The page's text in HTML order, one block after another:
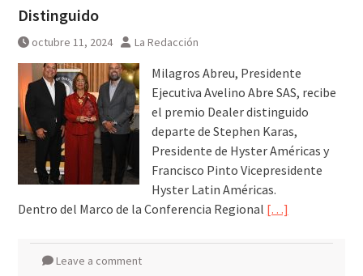
Distinguido
octubre 11, 2024 La Redacción
Milagros Abreu, Presidente
Ejecutiva Avelino Abre SAS, recibe
el premio Dealer distinguido
departe de Stephen Karas,
Presidente de Hyster Américas y
Francisco Pinto Vicepresidente
Hyster Latin Américas.
Dentro del Marco de la Conferencia Regional […]
Leave a comment